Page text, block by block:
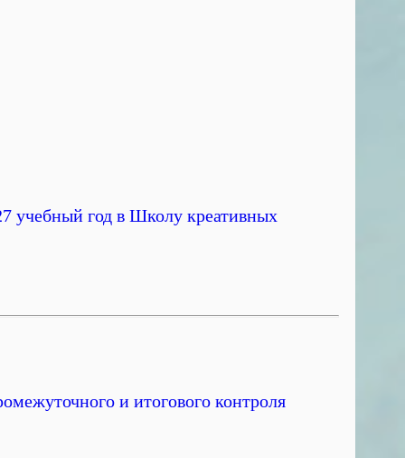
учебный год в Школу креативных
и итогового контроля